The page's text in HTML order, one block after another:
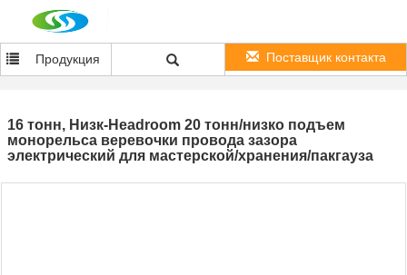
Продукция Поставщик контакта
16 тонн, Низк-Headroom 20 тонн/низко подъем
монорельса веревочки провода зазора
электрический для мастерской/хранения/пакгауза